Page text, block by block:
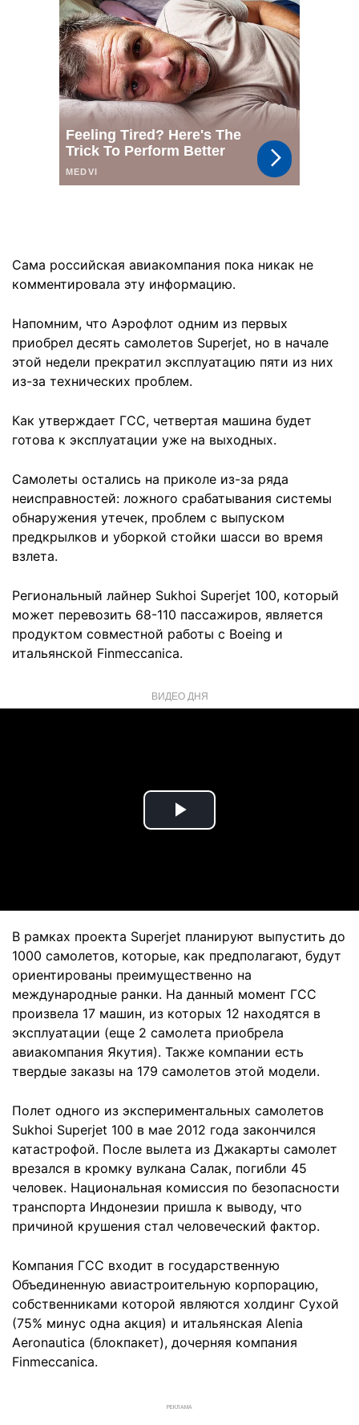
Сама российская авиакомпания пока никак не
комментировала эту информацию.
Напомним, что Аэрофлот одним из первых
приобрел десять самолетов Superjet, но в начале
этой недели прекратил эксплуатацию пяти из них
из-за технических проблем.
Как утверждает ГСС, четвертая машина будет
готова к эксплуатации уже на выходных.
Самолеты остались на приколе из-за ряда
неисправностей: ложного срабатывания системы
обнаружения утечек, проблем с выпуском
предкрылков и уборкой стойки шасси во время
взлета.
Региональный лайнер Sukhoi Superjet 100, который
может перевозить 68-110 пассажиров, является
продуктом совместной работы с Boeing и
итальянской Finmeccanica.
ВИДЕО ДНЯ
Play
В рамках проекта Superjet планируют выпустить до
1000 самолетов, которые, как предполагают, будут
ориентированы преимущественно на
международные ранки. На данный момент ГСС
произвела 17 машин, из которых 12 находятся в
эксплуатации (еще 2 самолета приобрела
авиакомпания Якутия). Также компании есть
твердые заказы на 179 самолетов этой модели.
Полет одного из экспериментальных самолетов
Sukhoi Superjet 100 в мае 2012 года закончился
катастрофой. После вылета из Джакарты самолет
врезался в кромку вулкана Салак, погибли 45
человек. Национальная комиссия по безопасности
транспорта Индонезии пришла к выводу, что
причиной крушения стал человеческий фактор.
Компания ГСС входит в государственную
Объединенную авиастроительную корпорацию,
собственниками которой являются холдинг Сухой
(75% минус одна акция) и итальянская Alenia
Aeronautica (блокпакет), дочерняя компания
Finmeccanica.
РЕКЛАМА